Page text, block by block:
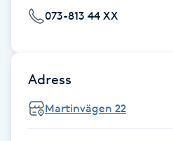
Hot Stone Massage
073-813 44 XX
Adress
Martinvägen 22